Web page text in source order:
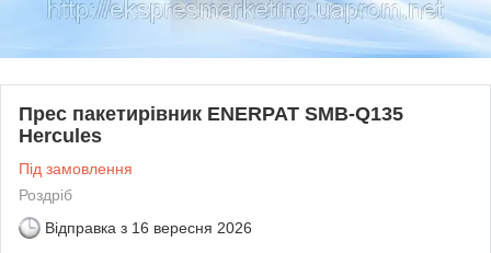
Прес пакетирівник ENERPAT SMB-Q135
Hercules
Під замовлення
Роздріб
Відправка з 16 вересня 2026